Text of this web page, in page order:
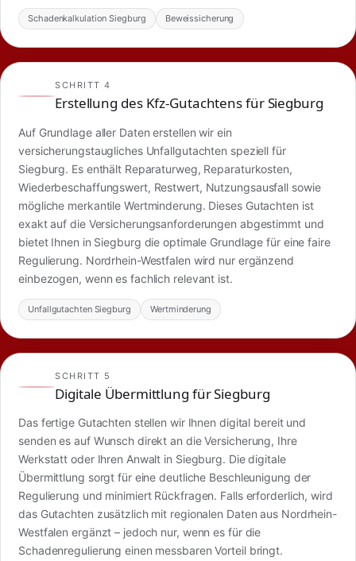
Schadenkalkulation Siegburg Beweissicherung
SCHRITT 4
Erstellung des Kfz-Gutachtens für Siegburg
Auf Grundlage aller Daten erstellen wir ein
versicherungstaugliches Unfallgutachten speziell für
Siegburg. Es enthält Reparaturweg, Reparaturkosten,
Wiederbeschaffungswert, Restwert, Nutzungsausfall sowie
mögliche merkantile Wertminderung. Dieses Gutachten ist
exakt auf die Versicherungsanforderungen abgestimmt und
bietet Ihnen in Siegburg die optimale Grundlage für eine faire
Regulierung. Nordrhein-Westfalen wird nur ergänzend
einbezogen, wenn es fachlich relevant ist.
Unfallgutachten Siegburg Wertminderung
SCHRITT 5
Digitale Übermittlung für Siegburg
Das fertige Gutachten stellen wir Ihnen digital bereit und
senden es auf Wunsch direkt an die Versicherung, Ihre
Werkstatt oder Ihren Anwalt in Siegburg. Die digitale
Übermittlung sorgt für eine deutliche Beschleunigung der
Regulierung und minimiert Rückfragen. Falls erforderlich, wird
das Gutachten zusätzlich mit regionalen Daten aus Nordrhein-
Westfalen ergänzt – jedoch nur, wenn es für die
Schadenregulierung einen messbaren Vorteil bringt.